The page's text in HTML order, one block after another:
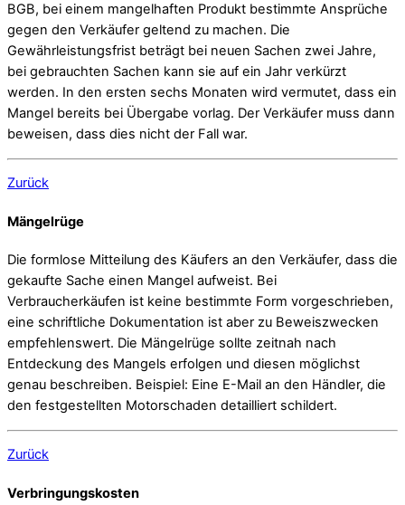
BGB, bei einem mangelhaften Produkt bestimmte Ansprüche
gegen den Verkäufer geltend zu machen. Die
Gewährleistungsfrist beträgt bei neuen Sachen zwei Jahre,
bei gebrauchten Sachen kann sie auf ein Jahr verkürzt
werden. In den ersten sechs Monaten wird vermutet, dass ein
Mangel bereits bei Übergabe vorlag. Der Verkäufer muss dann
beweisen, dass dies nicht der Fall war.
Zurück
Mängelrüge
Die formlose Mitteilung des Käufers an den Verkäufer, dass die
gekaufte Sache einen Mangel aufweist. Bei
Verbraucherkäufen ist keine bestimmte Form vorgeschrieben,
eine schriftliche Dokumentation ist aber zu Beweiszwecken
empfehlenswert. Die Mängelrüge sollte zeitnah nach
Entdeckung des Mangels erfolgen und diesen möglichst
genau beschreiben. Beispiel: Eine E-Mail an den Händler, die
den festgestellten Motorschaden detailliert schildert.
Zurück
Verbringungskosten